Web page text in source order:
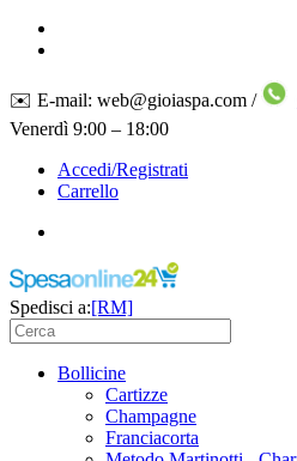
✉️ E-mail: web@gioiaspa.com /
Venerdì 9:00 – 18:00
Accedi/Registrati
Carrello
Spedisci a:[RM]
Bollicine
Cartizze
Champagne
Franciacorta